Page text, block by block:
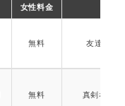
女性料金
無料 友達から
無料 真剣な恋